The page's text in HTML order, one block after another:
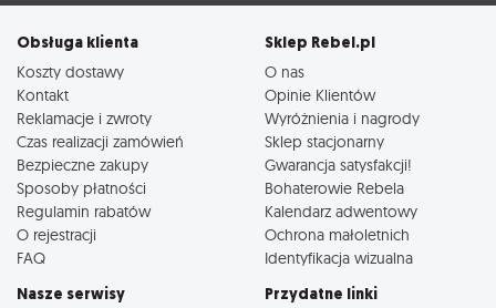
Obsługa klienta
Koszty dostawy
Kontakt
Reklamacje i zwroty
Czas realizacji zamówień
Bezpieczne zakupy
Sposoby płatności
Regulamin rabatów
O rejestracji
FAQ
Sklep Rebel.pl
O nas
Opinie Klientów
Wyróżnienia i nagrody
Sklep stacjonarny
Gwarancja satysfakcji!
Bohaterowie Rebela
Kalendarz adwentowy
Ochrona małoletnich
Identyfikacja wizualna
Nasze serwisy Przydatne linki